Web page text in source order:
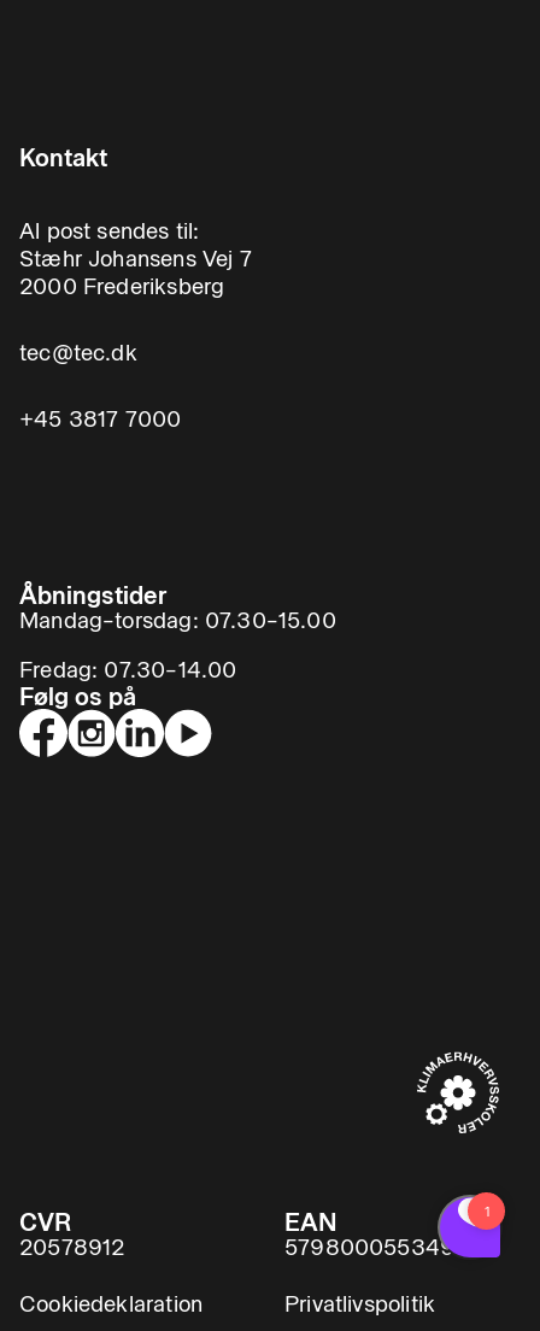
Kontakt
Al post sendes til:
Stæhr Johansens Vej 7
2000 Frederiksberg
tec@tec.dk
+45 3817 7000
Åbningstider
Mandag–torsdag: 07.30–15.00
Fredag: 07.30–14.00
Følg os på
CVR
20578912
EAN
5798000553491
Cookiedeklaration Privatlivspolitik